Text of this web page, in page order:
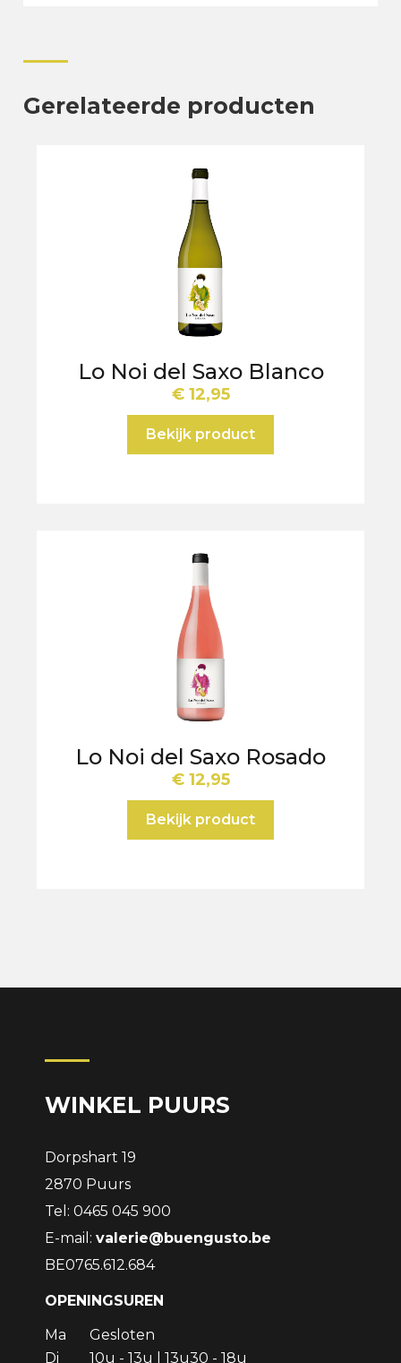
Gerelateerde producten
Lo Noi del Saxo Blanco
€12,95
Bekijk product
Lo Noi del Saxo Rosado
€12,95
Bekijk product
WINKEL PUURS
Dorpshart 19
2870 Puurs
Tel: 0465 045 900
E-mail: valerie@buengusto.be
BE0765.612.684
OPENINGSUREN
Ma
Gesloten
Di
10u - 13u | 13u30 - 18u